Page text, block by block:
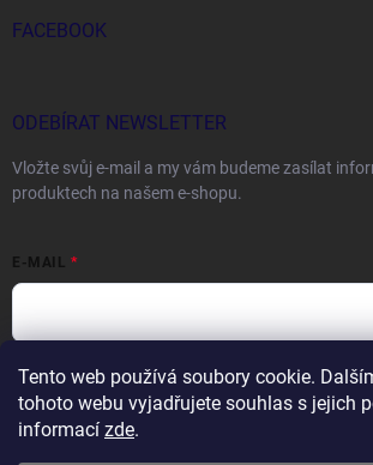
Tento web používá soubory cookie.
tohoto webu vyjadřujete souhlas s jejich
informací zde.
FACEBOOK
ODEBÍRAT NEWSLETTER
Vložte svůj e-mail a my vám budeme zasílat
produktech na našem e-shopu.
E-MAIL
Vložením e-mailu souhlasíte spodmínkami
Přihlásit se